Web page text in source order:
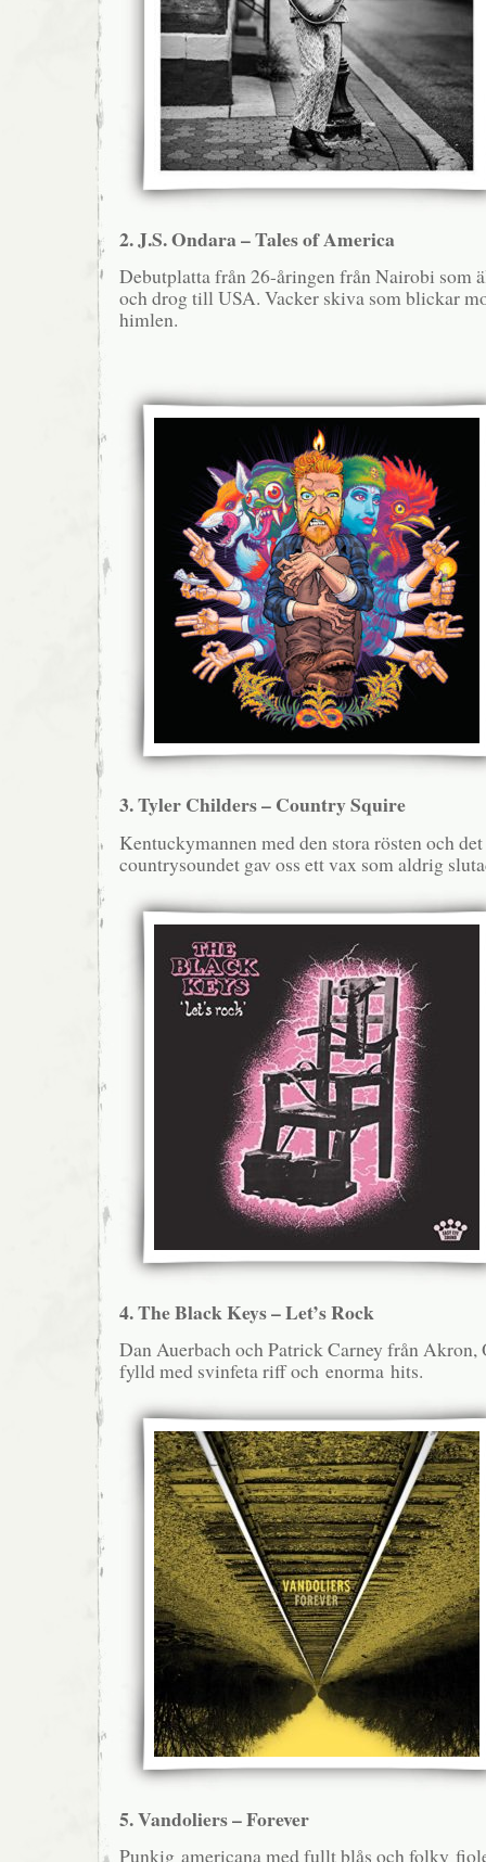
2. J.S. Ondara – Tales of America
Debutplatta från 26-åringen från Nairobi som
och drog till USA. Vacker skiva som blickar
himlen.
3. Tyler Childers – Country Squire
Kentuckymannen med den stora rösten och
countrysoundet gav oss ett vax som aldrig
4. The Black Keys – Let’s Rock
Dan Auerbach och Patrick Carney från Akron,
fylld med svinfeta riff och enorma hits.
5. Vandoliers – Forever
Punkig americana med fullt blås och folky